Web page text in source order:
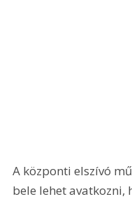
A központi elszívó
bele lehet avatkozni,